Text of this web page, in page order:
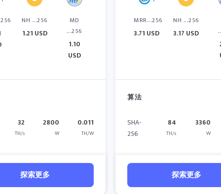
NH ...256
1.21 USD
MD
...256
1.10
USD
32
TH/s
2800
W
0.011
TH/W
探索更多
MRR...256
3.71 USD
NH ...256
3.17 USD
算法
SHA-
256
84
TH/s
3360
W
探索更多